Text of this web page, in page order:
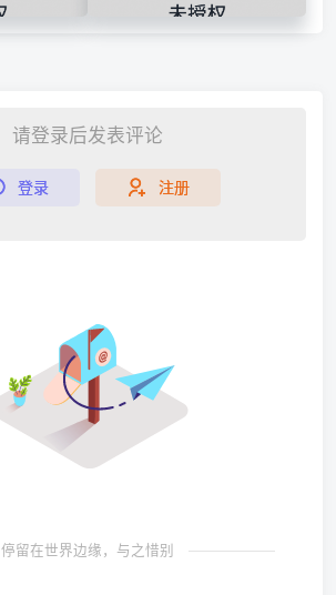
请登录后发表评论
登录 注册
停留在世界边缘，与之惜别